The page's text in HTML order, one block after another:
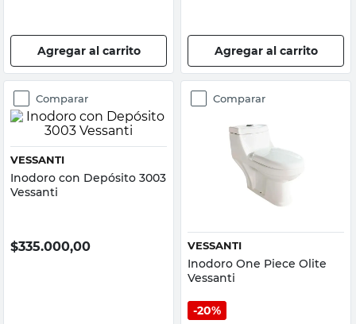
Agregar al carrito Agregar al carrito
Comparar
VESSANTI
Inodoro con Depósito 3003
Vessanti
$335.000,00
Comparar
VESSANTI
Inodoro One Piece Olite
Vessanti
20%